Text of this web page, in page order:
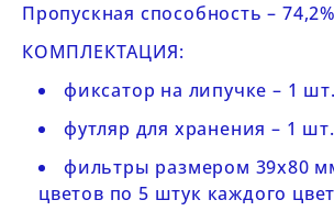
Пропускная способность –
КОМПЛЕКТАЦИЯ:
фиксатор на липучке – 1 шт.
футляр для хранения – 1 шт.
фильтры размером 39х80
цветов по 5 штук каждого